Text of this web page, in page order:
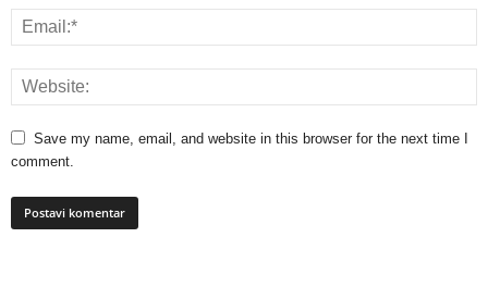
Save my name, email, and website in this browser for the next time I
comment.